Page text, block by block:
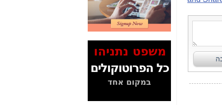
2" על תעלולי השר
משה כחלון -כאן
הסלולר" ואיך מסרסים
את הנתונים לציבור -
כאן
סיכום ביקור בסיליקון